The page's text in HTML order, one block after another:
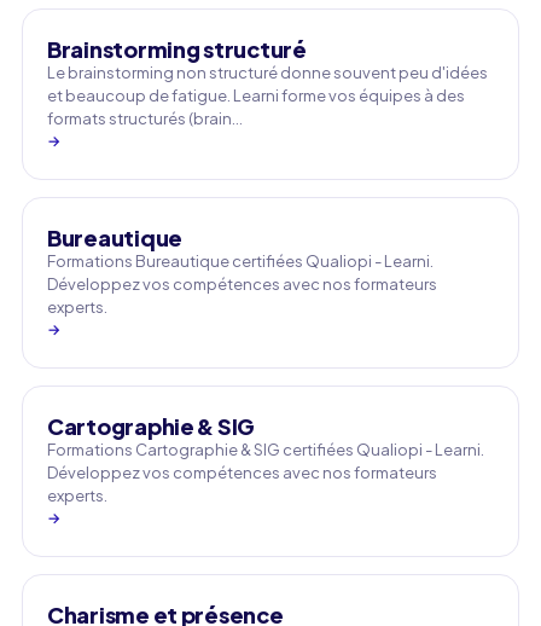
Brainstorming structuré
Le brainstorming non structuré donne souvent peu d'idées
et beaucoup de fatigue. Learni forme vos équipes à des
formats structurés (brain…
→
Bureautique
Formations Bureautique certifiées Qualiopi - Learni.
Développez vos compétences avec nos formateurs
experts.
→
Cartographie & SIG
Formations Cartographie & SIG certifiées Qualiopi - Learni.
Développez vos compétences avec nos formateurs
experts.
→
Charisme et présence